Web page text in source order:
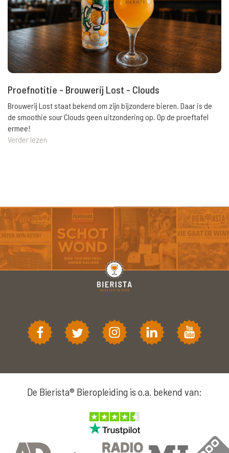
Proefnotitie - Brouwerij Lost - Clouds
Brouwerij Lost staat bekend om zijn bijzondere bieren. Daar is de
de smoothie sour Clouds geen uitzondering op. Op de proeftafel
ermee!
Verder lezen
De Bierista® Bieropleiding is o.a. bekend van: